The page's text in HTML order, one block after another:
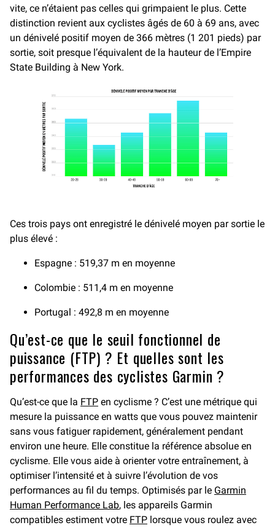
vite, ce n’étaient pas celles qui grimpaient le plus. Cette
distinction revient aux cyclistes âgés de 60 à 69 ans, avec
un dénivelé positif moyen de 366 mètres (1 201 pieds) par
sortie, soit presque l’équivalent de la hauteur de l’Empire
State Building à New York.
Ces trois pays ont enregistré le dénivelé moyen par sortie le
plus élevé :
Espagne : 519,37 m en moyenne
Colombie : 511,4 m en moyenne
Portugal : 492,8 m en moyenne
Qu’est-ce que le seuil fonctionnel de
puissance (FTP) ? Et quelles sont les
performances des cyclistes Garmin ?
Qu’est-ce que la FTP en cyclisme ? C’est une métrique qui
mesure la puissance en watts que vous pouvez maintenir
sans vous fatiguer rapidement, généralement pendant
environ une heure. Elle constitue la référence absolue en
cyclisme. Elle vous aide à orienter votre entraînement, à
optimiser l’intensité et à suivre l’évolution de vos
performances au fil du temps. Optimisés par le Garmin
Human Performance Lab, les appareils Garmin
compatibles estiment votre FTP lorsque vous roulez avec